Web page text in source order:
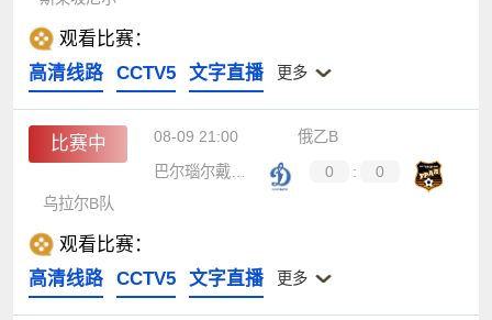
观看比赛：
高清线路
CCTV5 文字直播 更多
比赛中 08-09 21:00
俄乙B
巴尔瑙尔戴拿模
0 :
0
乌拉尔B队
观看比赛：
高清线路
CCTV5 文字直播 更多